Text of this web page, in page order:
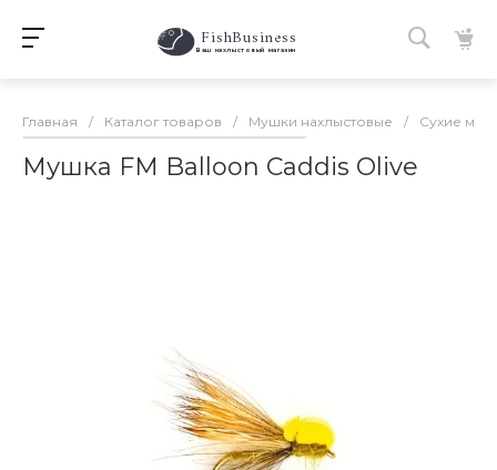
FishBusiness
Ваш нахлыстовый магазин
Главная / Каталог товаров / Мушки нахлыстовые / Сухие
Мушка FM Balloon Caddis Olive